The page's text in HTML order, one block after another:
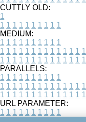
CUTTLY OLD:
1
1 1 1 1 1 1 1 1 1 1
MEDIUM:
1 1 1 1 1 1 1 1 1 1
1 1 1 1 1 1 1 1 1 1 1 1 1 1
1 1 1 1 1 1 1 1 1 1 1 1 1 1
PARALLELS:
1 1 1 1 1 1 1 1 1 1
1 1 1 1 1 1 1 1 1 1 1 1 1 1
1 1 1 1 1 1 1 1 1 1 1 1 1 1
URL PARAMETER:
1 1 1 1 1 1 1 1 1 1